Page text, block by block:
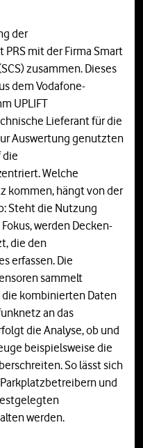
der
mit der Firma Smart
zusammen. Dieses
dem Vodafone-
UPLIFT
Lieferant für die
Auswertung genutzten
die
Welche
kommen, hängt von der
Steht die Nutzung
werden Decken-
die den
erfassen. Die
sammelt
die kombinierten Daten
an das
die Analyse, ob und
beispielsweise die
So lässt sich
und
werden.